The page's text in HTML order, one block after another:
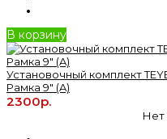
В корзину
Установочный комплект
Рамка 9" (A)
2300р.
Нет